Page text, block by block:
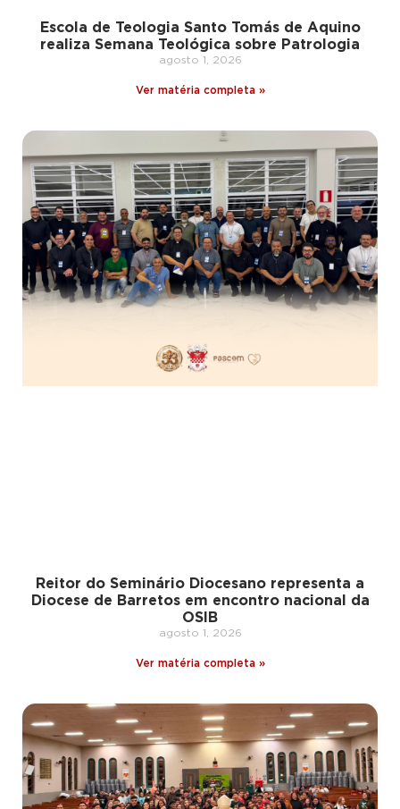
Escola de Teologia Santo Tomás de Aquino
realiza Semana Teológica sobre Patrologia
agosto 1, 2026
Ver matéria completa »
Reitor do Seminário Diocesano representa a
Diocese de Barretos em encontro nacional da
OSIB
agosto 1, 2026
Ver matéria completa »